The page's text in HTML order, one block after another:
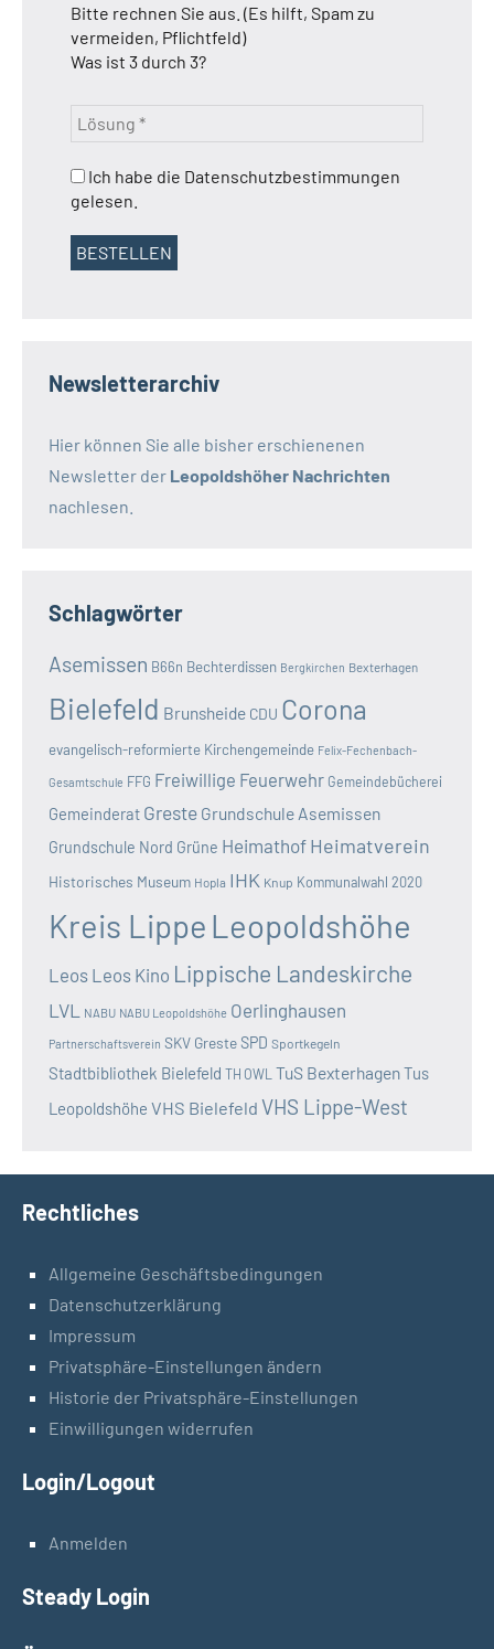
Bitte rechnen Sie aus. (Es hilft, Spam zu
vermeiden, Pflichtfeld)
Was ist 3 durch 3?
Ich habe die Datenschutzbestimmungen
gelesen.
Newsletterarchiv
Hier können Sie alle bisher erschienenen
Newsletter der Leopoldshöher Nachrichten
nachlesen.
Schlagwörter
Asemissen B66n Bechterdissen Bergkirchen Bexterhagen
Bielefeld Brunsheide CDU Corona
evangelisch-reformierte Kirchengemeinde Felix-Fechenbach-
Gesamtschule FFG Freiwillige Feuerwehr Gemeindebücherei
Gemeinderat Greste Grundschule Asemissen
Grundschule Nord Grüne Heimathof Heimatverein
Historisches Museum Hopla IHK Knup Kommunalwahl 2020
Kreis Lippe Leopoldshöhe
Leos Leos Kino Lippische Landeskirche
LVL NABU NABU Leopoldshöhe Oerlinghausen
Partnerschaftsverein SKV GresteSPD Sportkegeln
Stadtbibliothek Bielefeld TH OWL TuS BexterhagenTus
Leopoldshöhe VHS Bielefeld VHS Lippe-West
Rechtliches
Allgemeine Geschäftsbedingungen
Datenschutzerklärung
Impressum
Privatsphäre-Einstellungen ändern
Historie der Privatsphäre-Einstellungen
Einwilligungen widerrufen
Login/Logout
Anmelden
Steady Login